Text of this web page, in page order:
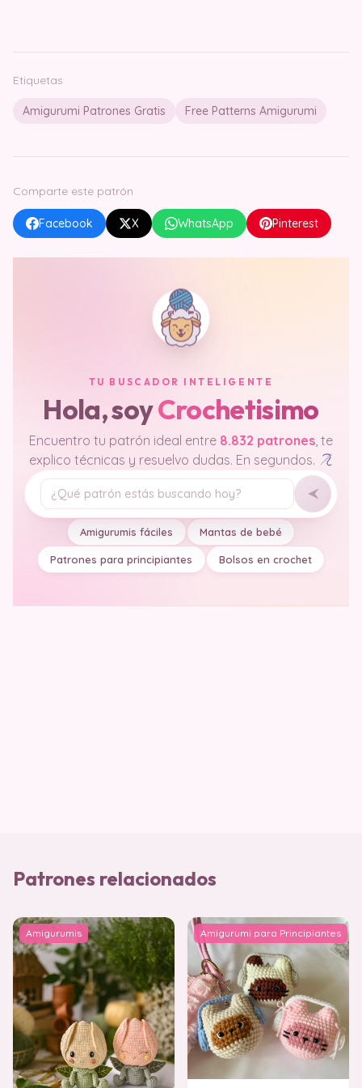
Etiquetas
Amigurumi Patrones Gratis Free Patterns Amigurumi
Comparte este patrón
Facebook X WhatsApp Pinterest
TU BUSCADOR INTELIGENTE
Hola, soyCrochetisimo
Encuentro tu patrón ideal entre 8.832 patrones, te
explico técnicas y resuelvo dudas. En segundos.
Tu pregunta
Amigurumis fáciles Mantas de bebé
Patrones para principiantes Bolsos en crochet
Patrones relacionados
Amigurumis Amigurumi para Principiantes